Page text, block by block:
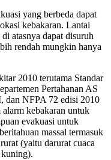
yang berbeda dapat
kebakaran. Lantai
atasnya dapat disuruh
rendah mungkin hanya
2010 terutama Standar
Pertahanan AS
dan NFPA 72 edisi 2010
kebakaran untuk
evakuasi untuk
massal termasuk
(yaitu darurat cuaca
kuning).